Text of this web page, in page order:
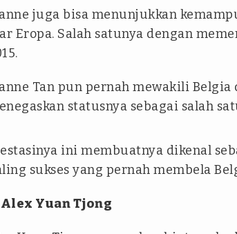
juga bisa menunjukkan
Eropa. Salah satunya dengan
Tan pun pernah mewakili Belgia
statusnya sebagai salah
ini membuatnya dikenal
sukses yang pernah membela
Alex Yuan Tjong